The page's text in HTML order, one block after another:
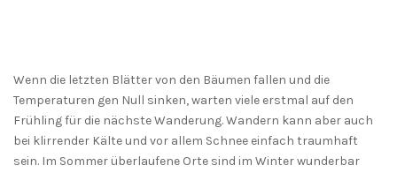
Wenn die letzten Blätter von den Bäumen fallen und die
Temperaturen gen Null sinken, warten viele erstmal auf den
Frühling für die nächste Wanderung. Wandern kann aber auch
bei klirrender Kälte und vor allem Schnee einfach traumhaft
sein. Im Sommer überlaufene Orte sind im Winter wunderbar